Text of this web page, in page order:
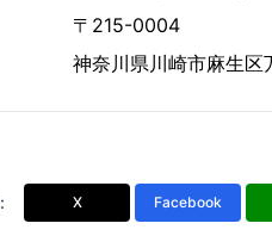
〒215-0004
神奈川県川崎市麻生
: X Facebook